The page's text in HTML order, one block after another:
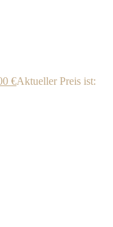
€Aktueller Preis ist: